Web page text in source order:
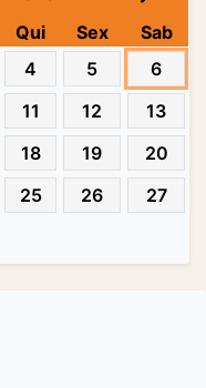
Qui Sex
Sab
4 5
6
11 12
13
18 19
20
25 26
27